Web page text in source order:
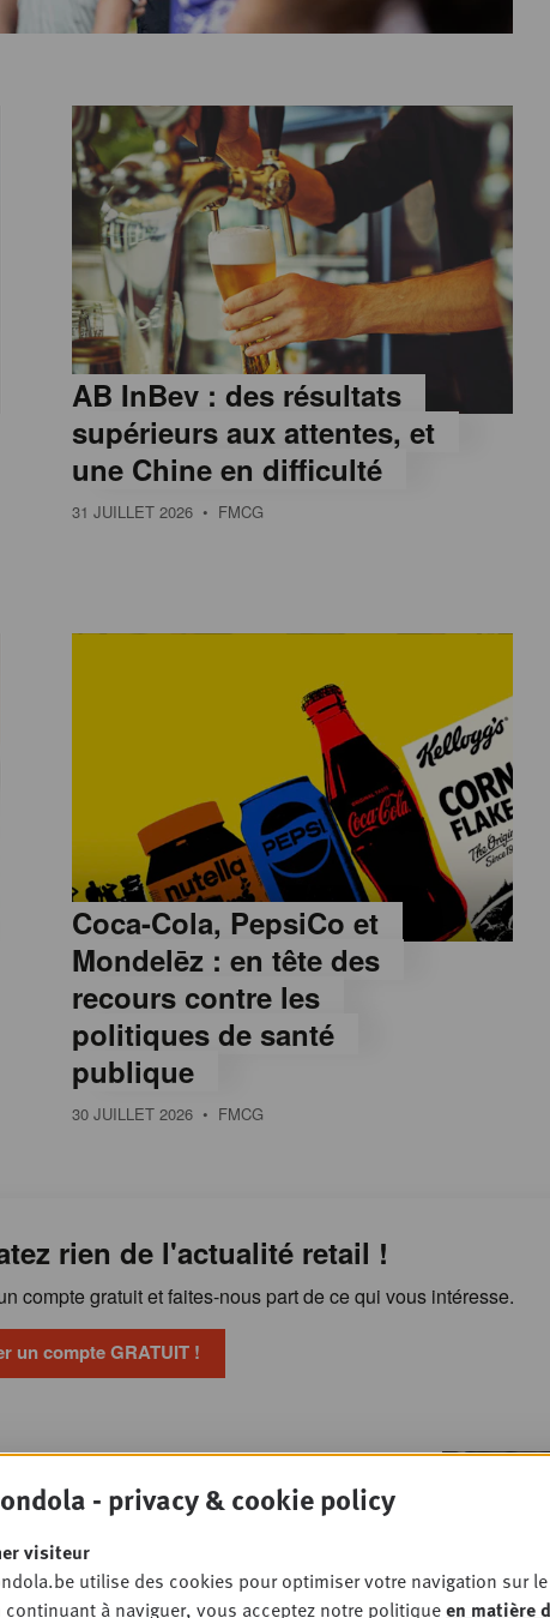
AB InBev : des résultats
supérieurs aux attentes, et
une Chine en difficulté
31 JUILLET 2026 • FMCG
Coca-Cola, PepsiCo et
Mondelēz : en tête des
recours contre les
politiques de santé
publique
30 JUILLET 2026 • FMCG
rien de l'actualité retail !
compte gratuit et faites-nous part de ce qui vous intéresse.
un compte GRATUIT !
“Le retail media crée
le terrain la transforme en vente”
- privacy & cookie policy
visiteur
utilise des cookies pour optimiser votre navigation sur
continuant à naviguer, vous acceptez notre politiqueen matière